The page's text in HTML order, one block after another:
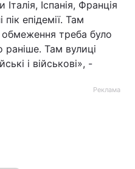
Іспанія, Франція
епідемії. Там
треба було
раніше. Там вулиці
і військові», -
Реклама